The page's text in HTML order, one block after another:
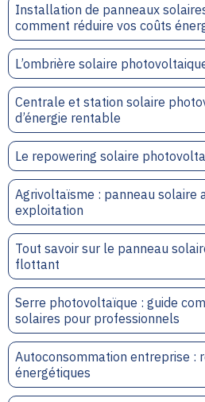
Installation de panneaux
comment réduire vos coûts
L’ombrière solaire
Centrale et station solaire
d’énergie rentable
Le repowering solaire
Agrivoltaïsme : panneau solaire
exploitation
Tout savoir sur le panneau
flottant
Serre photovoltaïque : guide
solaires pour professionnels
Autoconsommation entreprise :
énergétiques